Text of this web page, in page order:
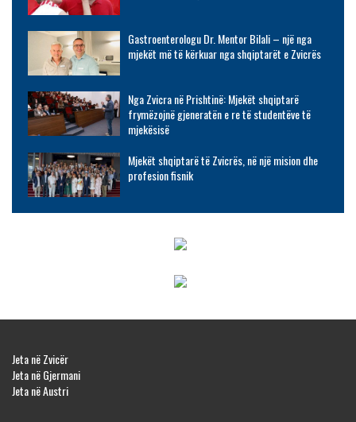
Gastroenterologu Dr. Mentor Bilali – një nga
mjekët më të kërkuar nga shqiptarët e Zvicrës
Nga Zvicra në Prishtinë: Mjekët shqiptarë
frymëzojnë gjeneratën e re të studentëve të
mjekësisë
Mjekët shqiptarë të Zvicrës, në një mision dhe
profesion fisnik
Jeta në Zvicër
Jeta në Gjermani
Jeta në Austri